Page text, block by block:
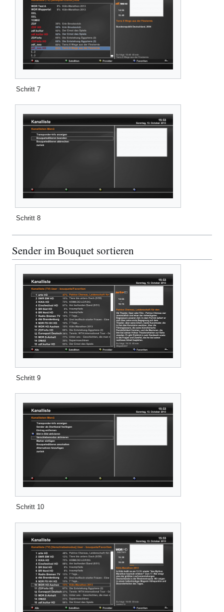
Schritt 7
Schritt 8
Sender im Bouquet sortieren
Schritt 9
Schritt 10